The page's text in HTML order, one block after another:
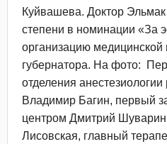
Куйвашева. Доктор Эльмак
степени в номинации «За
организацию
губернатора. На фото:
отделения
Владимир Багин, первый
центром Дмитрий
Лисовская, главный